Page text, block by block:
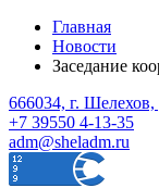
Главная
Новости
Заседание
666034, г.
+7 39550 4-13-35
adm@sheladm.ru